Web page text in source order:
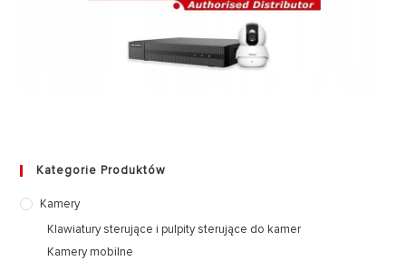
Kategorie Produktów
Kamery
Klawiatury sterujące i pulpity sterujące do kamer
Kamery mobilne